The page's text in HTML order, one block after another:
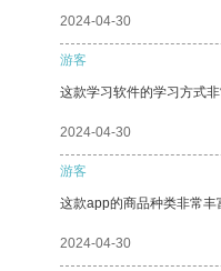
2024-04-30
游客
这款学习软件的学习方式
2024-04-30
游客
这款app的商品种类非常丰
2024-04-30